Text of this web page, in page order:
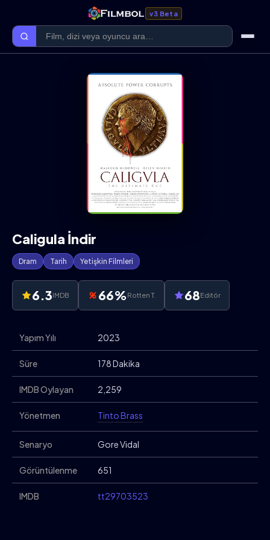
v3 Beta
Caligula İndir
Dram Tarih Yetişkin Filmleri
6.3IMDB 66%Rotten T. 68Editör
Yapım Yılı 2023
Süre 178 Dakika
IMDB Oylayan 2,259
Yönetmen Tinto Brass
Senaryo Gore Vidal
Görüntülenme 651
IMDB tt29703523